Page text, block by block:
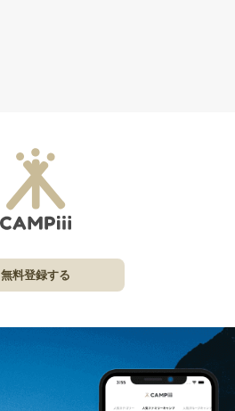
無料登録する